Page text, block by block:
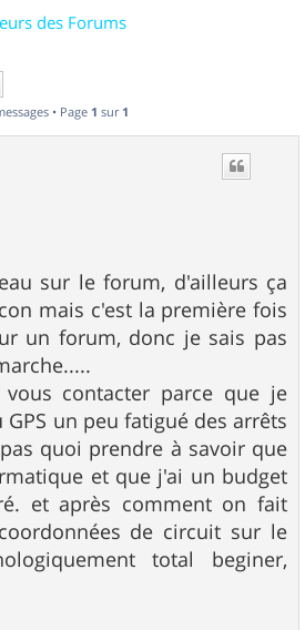
des Forums
• Page 1 sur 1
sur le forum, d'ailleurs ça
mais c'est la première fois
un forum, donc je sais pas
contacter parce que je
un peu fatigué des arrêts
quoi prendre à savoir que
et que j'ai un budget
et après comment on fait
de circuit sur le
total beginer,